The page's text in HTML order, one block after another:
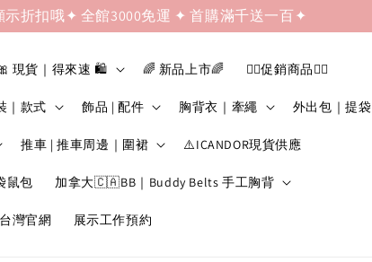
折扣哦✦ 全館3000免運 ✦ 首購滿千送一百✦
現貨｜得來速 🛍️ 🌈 新品上市🌈 ❤️‍🔥促銷商品❤️‍🔥
｜款式 飾品 | 配件 胸背衣｜牽繩 外出包｜提袋
推車 | 推車周邊｜圍裙 ⚠️ICANDOR現貨供應
鼠包 加拿大🇨🇦BB｜Buddy Belts 手工胸背
灣官網 展示工作預約